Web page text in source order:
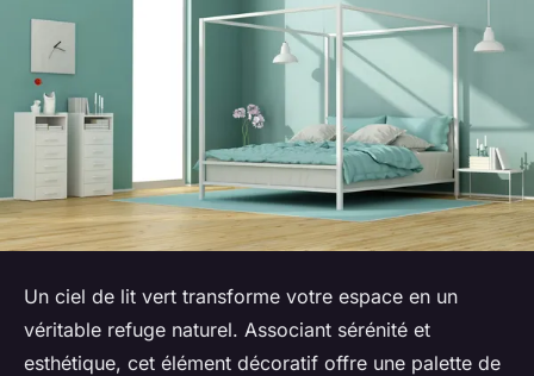
Un ciel de lit vert transforme votre espace en un
véritable refuge naturel. Associant sérénité et
esthétique, cet élément décoratif offre une palette de